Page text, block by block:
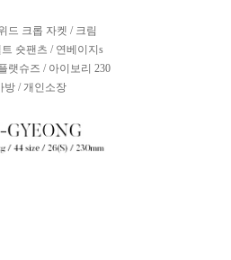
드 크롭 자켓 / 크림
숏팬츠 / 연베이지s
랫슈즈 / 아이보리 230
방 / 개인소장